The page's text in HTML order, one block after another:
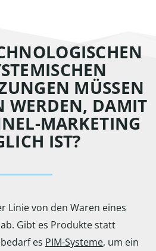
MÜSSEN
WERDEN, DAMIT
MARKETING
IST?
Linie von den Waren eines
Gibt es Produkte statt
es PIM-Systeme, um ein